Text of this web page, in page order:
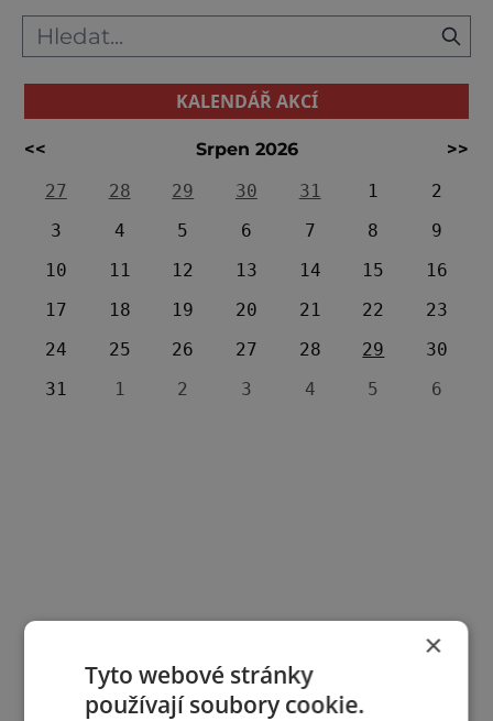
KALENDÁŘ AKCÍ
<< Srpen 2026
>>
27
28 29 30 31 1
2
3
4 5 6 7 8
9
10
11 12 13 14 15
16
17
18 19 20 21 22
23
24
25 26 27 28 29
30
31
1 2 3 4 5 6
×
Tyto webové stránky
používají soubory cookie.